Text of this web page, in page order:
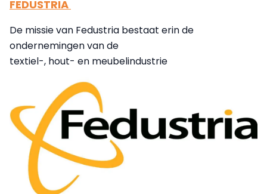
FEDUSTRIA
De missie van Fedustria bestaat erin de
ondernemingen van de
textiel-, hout- en meubelindustrie